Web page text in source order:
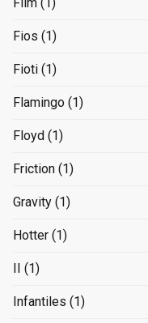
Fios (1)
Fioti (1)
Flamingo (1)
Floyd (1)
Friction (1)
Gravity (1)
Hotter (1)
(1)
Infantiles (1)